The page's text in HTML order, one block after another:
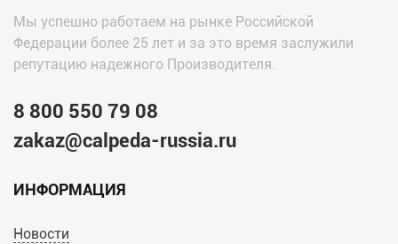
Мы успешно работаем на рынке Российской
Федерации более 25 лет и за это время заслужили
репутацию надежного Производителя.
8 800 550 79 08
zakaz@calpeda-russia.ru
ИНФОРМАЦИЯ
Новости